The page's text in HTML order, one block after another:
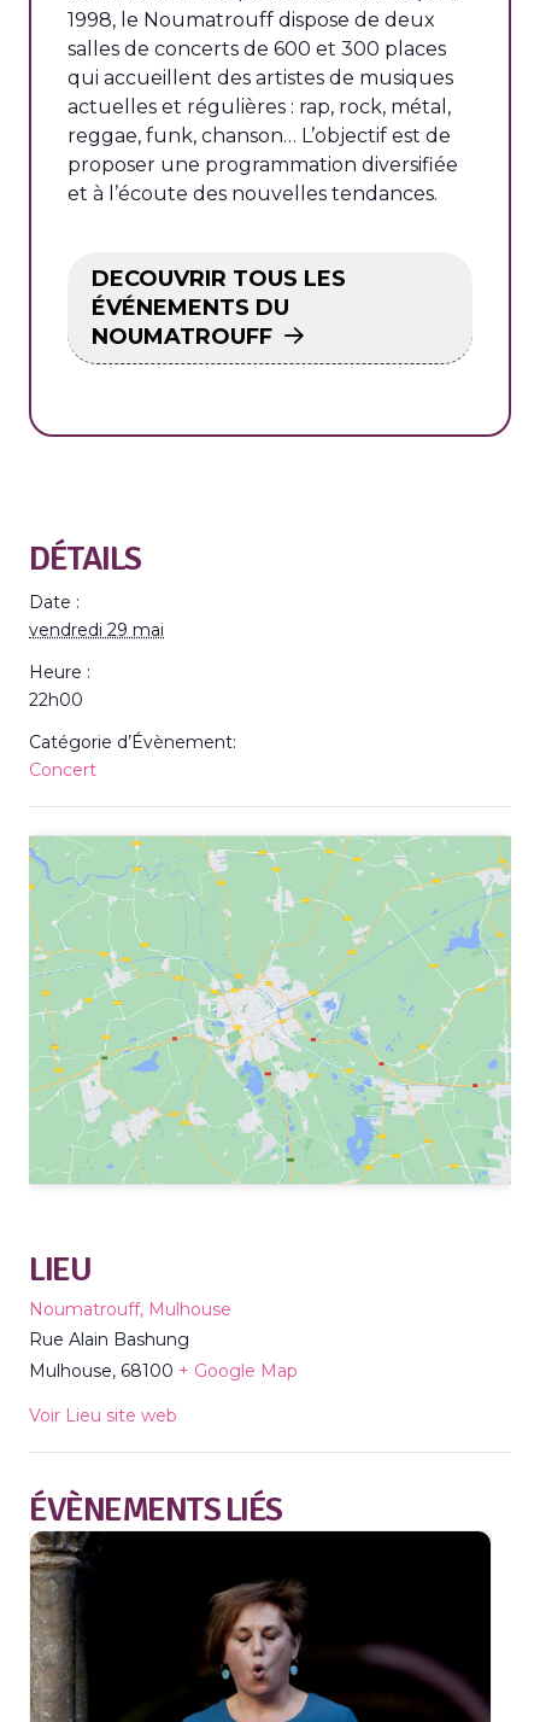
1998, le Noumatrouff dispose de deux
salles de concerts de 600 et 300 places
qui accueillent des artistes de musiques
actuelles et régulières : rap, rock, métal,
reggae, funk, chanson… L’objectif est de
proposer une programmation diversifiée
et à l’écoute des nouvelles tendances.
DECOUVRIR TOUS LES
ÉVÉNEMENTS DU
NOUMATROUFF
DÉTAILS
Date :
vendredi 29 mai
Heure :
22h00
Catégorie d’Évènement:
Concert
LIEU
Noumatrouff, Mulhouse
Rue Alain Bashung
Mulhouse, 68100 + Google Map
Voir Lieu site web
ÉVÈNEMENTS LIÉS